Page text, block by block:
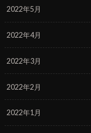
2022年5月
2022年4月
2022年3月
2022年2月
2022年1月